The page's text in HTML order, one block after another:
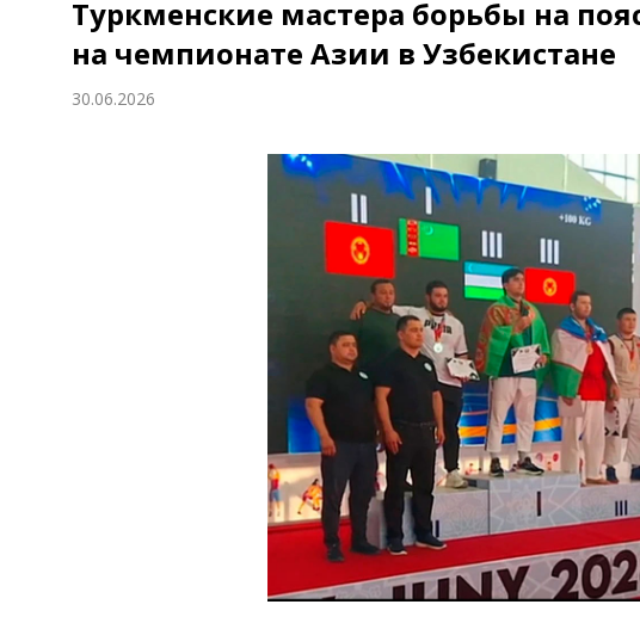
Сотрудничество
Общество
Спорт
Туркменские мастера борьбы на
на чемпионате Азии в Узбекистане
30.06.2026